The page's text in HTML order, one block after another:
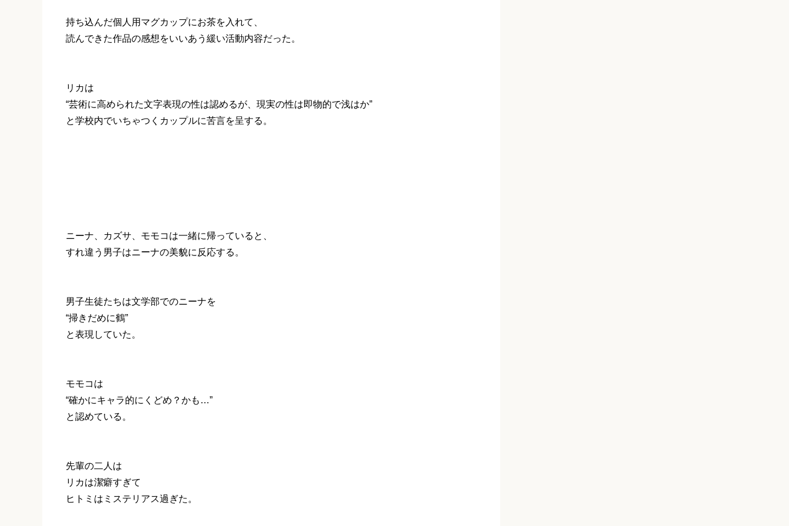
持ち込んだ個人用マグカップにお茶を入れて、
読んできた作品の感想をいいあう緩い活動内容だった。
リカは
“芸術に高められた文字表現の性は認めるが、現実の性は即物的で浅はか”
と学校内でいちゃつくカップルに苦言を呈する。
ニーナ、カズサ、モモコは一緒に帰っていると、
すれ違う男子はニーナの美貌に反応する。
男子生徒たちは文学部でのニーナを
“掃きだめに鶴”
と表現していた。
モモコは
“確かにキャラ的にくどめ？かも…”
と認めている。
先輩の二人は
リカは潔癖すぎて
ヒトミはミステリアス過ぎた。